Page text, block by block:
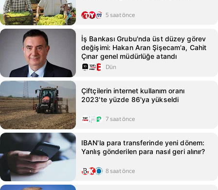
5 saat önce
İş Bankası Grubu'nda üst düzey görev
değişimi: Hakan Aran Şişecam'a, Cahit
Çınar genel müdürlüğe atandı
Dün
Çiftçilerin internet kullanım oranı
2023'te yüzde 86'ya yükseldi
7 saat önce
IBAN'la para transferinde yeni dönem:
Yanlış gönderilen para nasıl geri alınır?
8 saat önce